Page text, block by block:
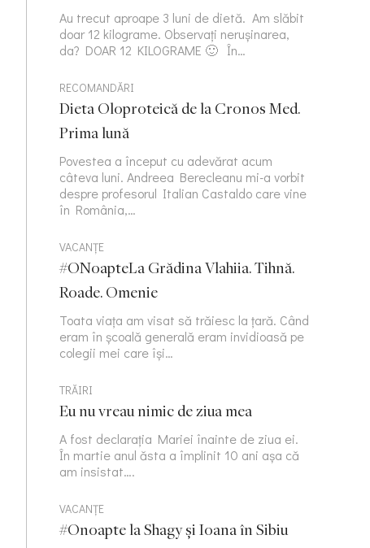
Au trecut aproape 3 luni de dietă. Am slăbit
doar 12 kilograme. Observați nerușinarea,
da? DOAR 12 KILOGRAME 🙂 În…
RECOMANDĂRI
Dieta Oloproteică de la Cronos Med.
Prima lună
Povestea a început cu adevărat acum
câteva luni. Andreea Berecleanu mi-a vorbit
despre profesorul Italian Castaldo care vine
în România,…
VACANȚE
#ONoapteLa Grădina Vlahiia. Tihnă.
Roade. Omenie
Toata viața am visat să trăiesc la țară. Când
eram în școală generală eram invidioasă pe
colegii mei care își…
TRĂIRI
Eu nu vreau nimic de ziua mea
A fost declarația Mariei înainte de ziua ei.
În martie anul ăsta a împlinit 10 ani așa că
am insistat….
VACANȚE
#Onoapte la Shagy și Ioana în Sibiu